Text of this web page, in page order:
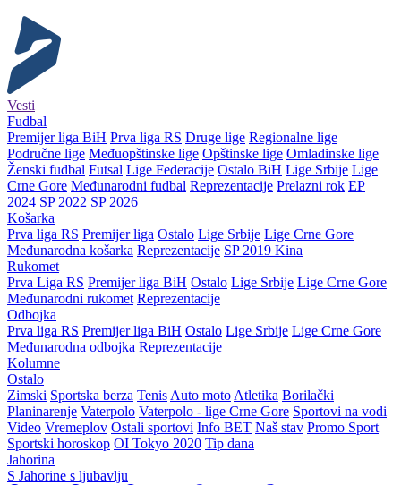
Vesti
Fudbal
Premijer liga BiH Prva liga RS Druge lige Regionalne lige
Područne lige Međuopštinske lige Opštinske lige Omladinske lige
Ženski fudbal Futsal Lige Federacije Ostalo BiH Lige Srbije Lige
Crne Gore Međunarodni fudbal Reprezentacije Prelazni rok EP
2024 SP 2022 SP 2026
Košarka
Prva liga RS Premijer liga Ostalo Lige Srbije Lige Crne Gore
Međunarodna košarka Reprezentacije SP 2019 Kina
Rukomet
Prva Liga RS Premijer liga BiH Ostalo Lige Srbije Lige Crne Gore
Međunarodni rukomet Reprezentacije
Odbojka
Prva liga RS Premijer liga BiH Ostalo Lige Srbije Lige Crne Gore
Međunarodna odbojka Reprezentacije
Kolumne
Ostalo
Zimski Sportska berza Tenis Auto moto Atletika Borilački
Planinarenje Vaterpolo Vaterpolo - lige Crne Gore Sportovi na vodi
Video Vremeplov Ostali sportovi Info BET Naš stav Promo Sport
Sportski horoskop OI Tokyo 2020 Tip dana
Jahorina
S Jahorine s ljubavlju